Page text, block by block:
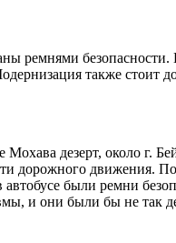
ремнями безопасности.
также стоит
дезерт, около г.
дорожного движения.
были ремни
и они были бы не так